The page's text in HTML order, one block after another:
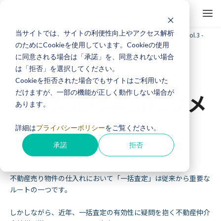
当サイトでは、サイトの利便性向上やアクセス解析
のためにCookieを使用しています。Cookieの使用
に同意される場合は「承諾」を、同意されない場合
は「拒否」を選択してください。
Cookieを拒否された場合でもサイトはご利用いた
だけますが、一部の機能が正しく動作しない場合が
あります。
詳細はプライバシーポリシーをご覧ください。
承諾 拒否
ホーム お役立ち情報 一括査定は本当にダメなのか - vol.3 -
反響獲得ノウハウ
一括査定は本当にダメ
なのか - vol.3 -
2025/03/25 17:45:00
不動産売り物件の仕入れにおいて「一括査定」は従来から重要な
ルートの一つです。
しかしながら、近年、一括査定の有効性に疑問を抱く不動産仲介